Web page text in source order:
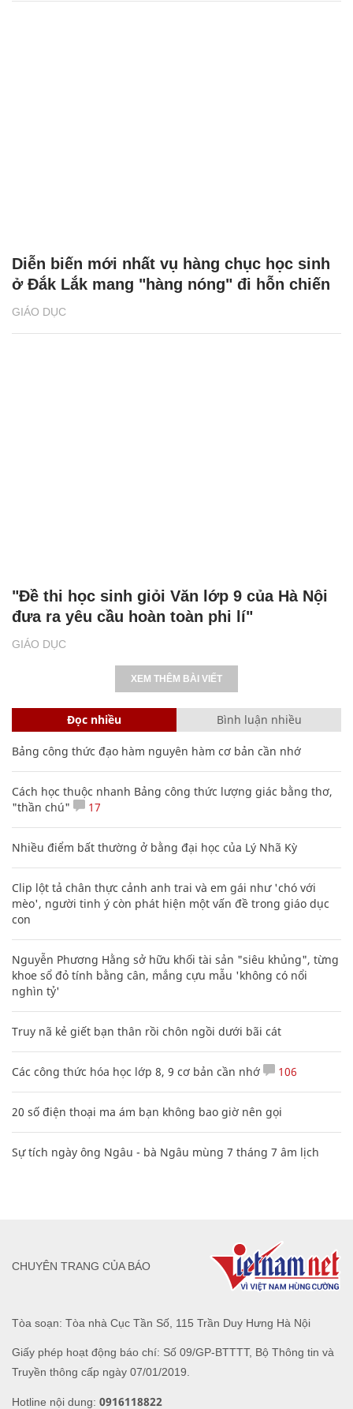
GIÁO DỤC
Diễn biến mới nhất vụ hàng chục học sinh
ở Đắk Lắk mang "hàng nóng" đi hỗn chiến
GIÁO DỤC
"Đề thi học sinh giỏi Văn lớp 9 của Hà Nội
đưa ra yêu cầu hoàn toàn phi lí"
XEM THÊM BÀI VIẾT
Đọc nhiều Bình luận nhiều
Bảng công thức đạo hàm nguyên hàm cơ bản cần nhớ
Cách học thuộc nhanh Bảng công thức lượng giác bằng thơ,
"thần chú"
17
Nhiều điểm bất thường ở bằng đại học của Lý Nhã Kỳ
Clip lột tả chân thực cảnh anh trai và em gái như 'chó với
mèo', người tinh ý còn phát hiện một vấn đề trong giáo dục
con
Nguyễn Phương Hằng sở hữu khối tài sản "siêu khủng", từng
khoe sổ đỏ tính bằng cân, mắng cựu mẫu 'không có nổi
nghìn tỷ'
Truy nã kẻ giết bạn thân rồi chôn ngồi dưới bãi cát
Các công thức hóa học lớp 8, 9 cơ bản cần nhớ 106
20 số điện thoại ma ám bạn không bao giờ nên gọi
Sự tích ngày ông Ngâu - bà Ngâu mùng 7 tháng 7 âm lịch
Tòa soạn: Tòa nhà Cục Tần Số, 115 Trần Duy Hưng Hà Nội
Giấy phép hoạt động báo chí: Số 09/GP-BTTTT, Bộ Thông tin và
Truyền thông cấp ngày 07/01/2019.
Hotline nội dung: 0916118822
CHUYÊN TRANG CỦA BÁO